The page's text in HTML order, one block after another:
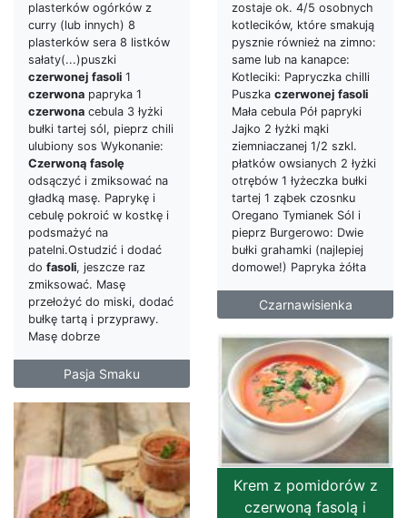
plasterków ogórków z
curry (lub innych) 8
plasterków sera 8 listków
sałaty(...)puszki
czerwonej fasoli 1
czerwona papryka 1
czerwona cebula 3 łyżki
bułki tartej sól, pieprz chili
ulubiony sos Wykonanie:
Czerwoną fasolę
odsączyć i zmiksować na
gładką masę. Paprykę i
cebulę pokroić w kostkę i
podsmażyć na
patelni.Ostudzić i dodać
do fasoli, jeszcze raz
zmiksować. Masę
przełożyć do miski, dodać
bułkę tartą i przyprawy.
Masę dobrze
Pasja Smaku
zostaje ok. 4/5 osobnych
kotlecików, które smakują
pysznie również na zimno:
same lub na kanapce:
Kotleciki: Papryczka chilli
Puszka czerwonej fasoli
Mała cebula Pół papryki
Jajko 2 łyżki mąki
ziemniaczanej 1/2 szkl.
płatków owsianych 2 łyżki
otrębów 1 łyżeczka bułki
tartej 1 ząbek czosnku
Oregano Tymianek Sól i
pieprz Burgerowo: Dwie
bułki grahamki (najlepiej
domowe!) Papryka żółta
Czarnawisienka
Krem z pomidorów z
czerwoną fasolą i